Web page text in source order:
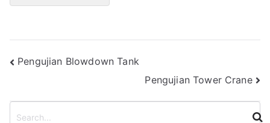
Post
Pengujian Blowdown Tank
Pengujian Tower Crane